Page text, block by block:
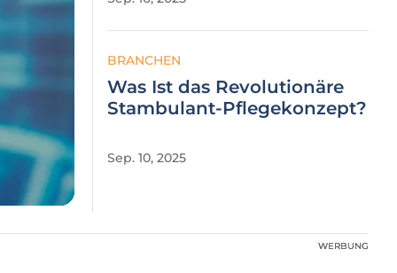
BRANCHEN
Was Ist das Revolutionäre
Stambulant-Pflegekonzept?
Sep. 10, 2025
WERBUNG
WERBUNG